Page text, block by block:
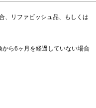
、リファビッシュ品、もしくは
ら6ヶ月を経過していない場合